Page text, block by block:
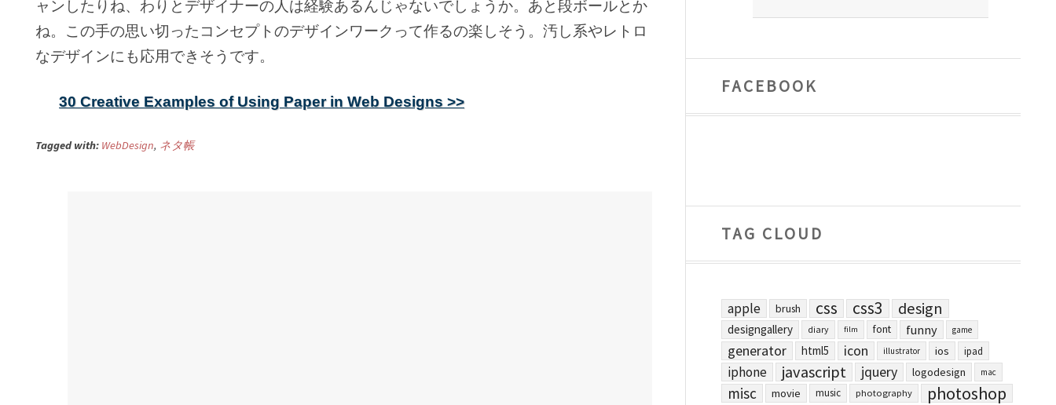
ャンしたりね、わりとデザイナーの人は経験あるんじゃないでしょうか。あと段ボールとか
ね。この手の思い切ったコンセプトのデザインワークって作るの楽しそう。汚し系やレトロ
なデザインにも応用できそうです。
30 Creative Examples of Using Paper in Web Designs >>
Tagged with: WebDesign, ネタ帳
FACEBOOK
TAG CLOUD
apple brush css css3 design
designgallery diary film font funny game
generator html5 icon illustrator ios ipad
iphone javascript jquery logodesign mac
misc movie music photography photoshop